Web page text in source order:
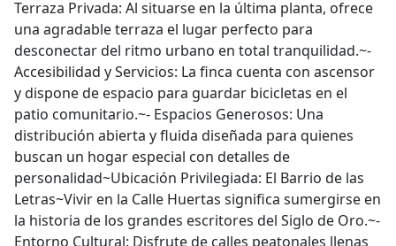
Terraza Privada: Al situarse en la última planta, ofrece
una agradable terraza el lugar perfecto para
desconectar del ritmo urbano en total tranquilidad.~-
Accesibilidad y Servicios: La finca cuenta con ascensor
y dispone de espacio para guardar bicicletas en el
patio comunitario.~- Espacios Generosos: Una
distribución abierta y fluida diseñada para quienes
buscan un hogar especial con detalles de
personalidad~Ubicación Privilegiada: El Barrio de las
Letras~Vivir en la Calle Huertas significa sumergirse en
la historia de los grandes escritores del Siglo de Oro.~-
Entorno Cultural: Disfrute de calles peatonales llenas